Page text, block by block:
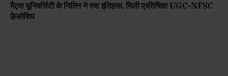
मैट्स यूनिवर्सिटी के नितिन ने रचा इतिहास, मिली प्रतिष्ठित UGC-NFSC
फ़ेलोशिप